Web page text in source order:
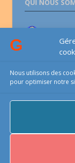
Nous utilisons des
pour optimiser notre
QUI NOUS
Ce site